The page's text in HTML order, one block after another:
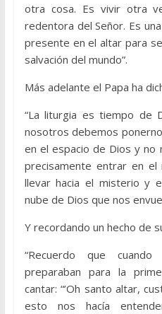
otra cosa. Es vivir otra
redentora del Señor. Es
presente en el altar para
salvación del mundo”.
Más adelante el Papa ha
“La liturgia es tiempo de
nosotros debemos
en el espacio de Dios y no
precisamente entrar en
llevar hacia el misterio y
nube de Dios que nos
Y recordando un hecho de
“Recuerdo que
preparaban para la
cantar: “’Oh santo altar,
esto nos hacía